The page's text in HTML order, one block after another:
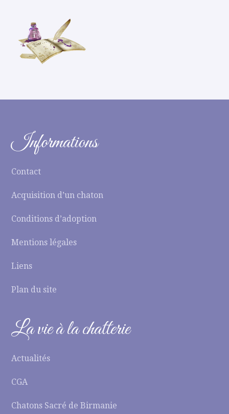
Informations
Contact
Acquisition d’un chaton
Conditions d’adoption
Mentions légales
Liens
Plan du site
La vie à la chatterie
Actualités
CGA
Chatons Sacré de Birmanie